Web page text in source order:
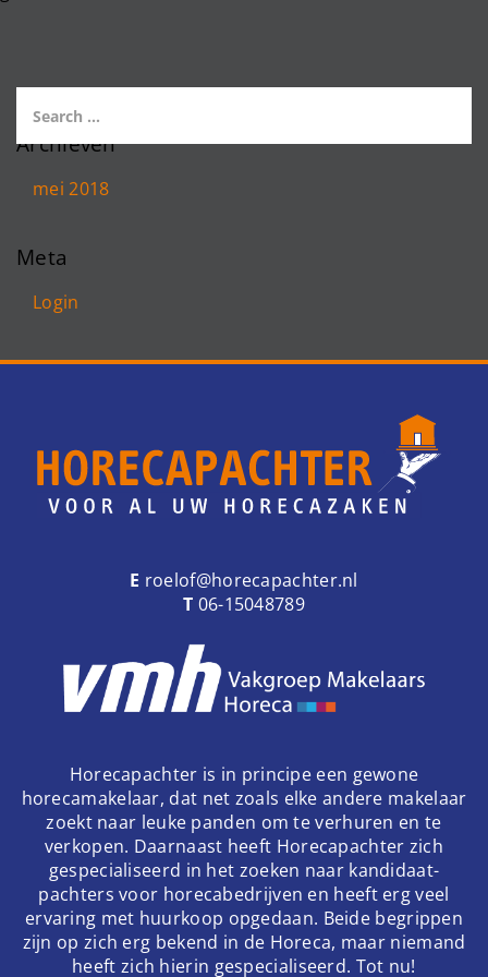
Archieven
mei 2018
Meta
Login
E roelof@horecapachter.nl
T 06-15048789
Horecapachter is in principe een gewone
horecamakelaar, dat net zoals elke andere makelaar
zoekt naar leuke panden om te verhuren en te
verkopen. Daarnaast heeft Horecapachter zich
gespecialiseerd in het zoeken naar kandidaat-
pachters voor horecabedrijven en heeft erg veel
ervaring met huurkoop opgedaan. Beide begrippen
zijn op zich erg bekend in de Horeca, maar niemand
heeft zich hierin gespecialiseerd. Tot nu!